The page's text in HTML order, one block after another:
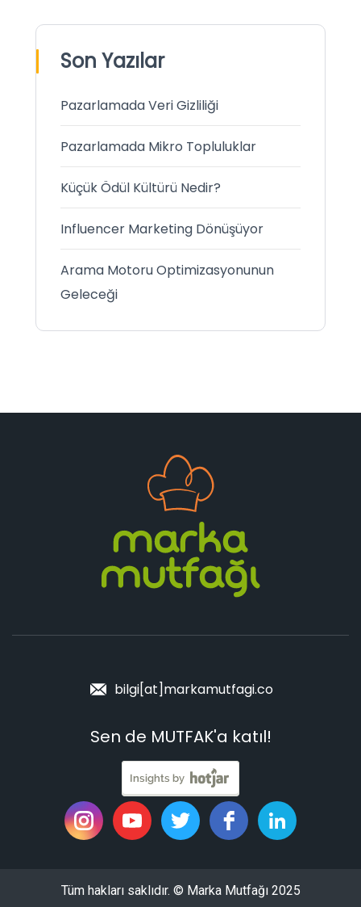
Son Yazılar
Pazarlamada Veri Gizliliği
Pazarlamada Mikro Topluluklar
Küçük Ödül Kültürü Nedir?
Influencer Marketing Dönüşüyor
Arama Motoru Optimizasyonunun
Geleceği
bilgi[at]markamutfagi.co
Sen de MUTFAK'a katıl!
Tüm hakları saklıdır. © Marka Mutfağı 2025